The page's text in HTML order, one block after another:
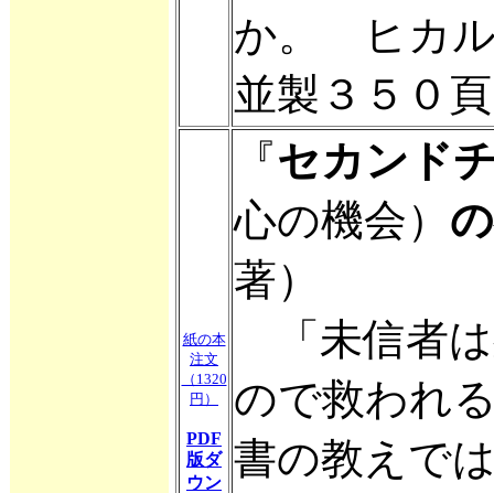
か。 ヒカル
並製３５０
紙の本
注文
（1320
円）
PDF
版ダ
ウン
『セカンド
心の機会）
著）
「未信者
ので救われ
書の教えで